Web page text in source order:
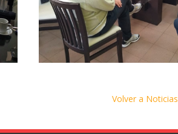
Volver a Noticias